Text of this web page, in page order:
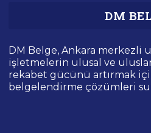
DM
DM Belge, Ankara merkezli
işletmelerin ulusal ve
rekabet gücünü artırmak
belgelendirme çözümleri